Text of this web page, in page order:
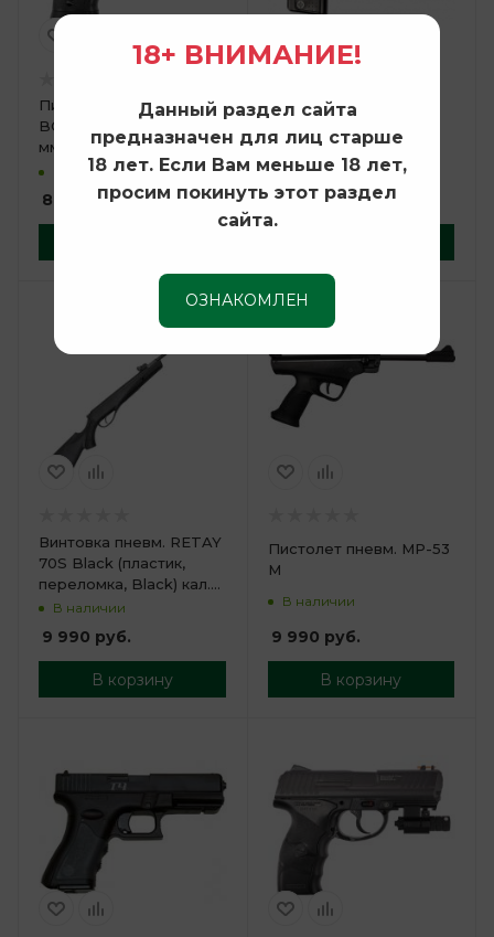
Пистолет пневм.
BORNER Z122, кал. 4,5
мм
В наличии
8 490 руб.
Пистолет пневм.
кал.4,5 мм
В наличии
8 690 руб.
Винтовка пневм. RETAY
70S Black (пластик,
переломка, Black) кал.
4.5, 3 Дж.
В наличии
9 990 руб.
В корзину
Пистолет пневм. МР-53
М
В наличии
9 990 руб.
В корзину
18+ ВНИМАНИЕ!
Данный раздел сайта
предназначен для лиц старше
18 лет. Если Вам меньше 18 лет,
просим покинуть этот раздел
сайта.
ОЗНАКОМЛЕН